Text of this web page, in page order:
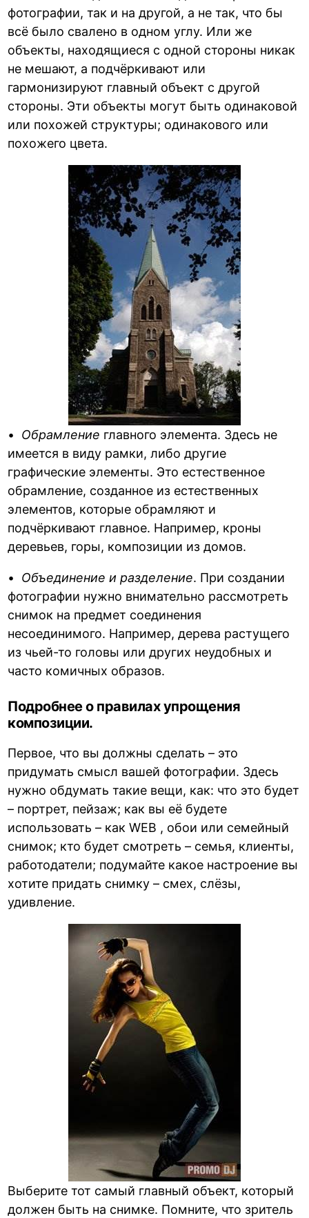
фотографии, так и на другой, а не так, что бы
всё было свалено в одном углу. Или же
объекты, находящиеся с одной стороны никак
не мешают, а подчёркивают или
гармонизируют главный объект с другой
стороны. Эти объекты могут быть одинаковой
или похожей структуры; одинакового или
похожего цвета.
• Обрамление главного элемента. Здесь не
имеется в виду рамки, либо другие
графические элементы. Это естественное
обрамление, созданное из естественных
элементов, которые обрамляют и
подчёркивают главное. Например, кроны
деревьев, горы, композиции из домов.
• Объединение и разделение. При создании
фотографии нужно внимательно рассмотреть
снимок на предмет соединения
несоединимого. Например, дерева растущего
из чьей-то головы или других неудобных и
часто комичных образов.
Подробнее о правилах упрощения
композиции.
Первое, что вы должны сделать – это
придумать смысл вашей фотографии. Здесь
нужно обдумать такие вещи, как: что это будет
– портрет, пейзаж; как вы её будете
использовать – как WEB , обои или семейный
снимок; кто будет смотреть – семья, клиенты,
работодатели; подумайте какое настроение вы
хотите придать снимку – смех, слёзы,
удивление.
Выберите тот самый главный объект, который
должен быть на снимке. Помните, что зритель